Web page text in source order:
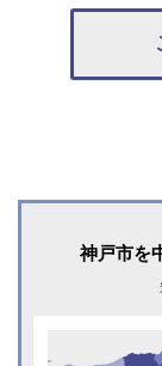
神戸市を